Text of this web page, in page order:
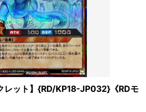
レット】{RD/KP18-JP032}《RDモ